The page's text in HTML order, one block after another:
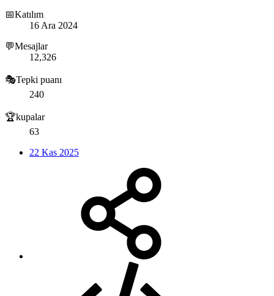
📅Katılım
16 Ara 2024
💬Mesajlar
12,326
🎭Tepki puanı
240
🏆kupalar
63
22 Kas 2025